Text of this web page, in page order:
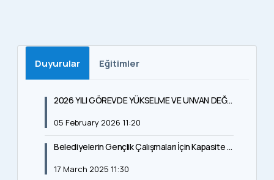
Duyurular Eğitimler
2026 YILI GÖREVDE YÜKSELME VE UNVAN DEĞİŞİKLİĞİ SINAVI BAŞVURU LİSTESİ
05 February 2026 11:20
Belediyelerin Gençlik Çalışmaları İçin Kapasite Geliştirme Programı Duyurusu
17 March 2025 11:30